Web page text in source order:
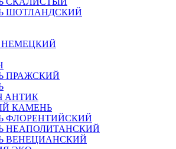
ШОТЛАНДСКИЙ
НЕМЕЦКИЙ
ПРАЖСКИЙ
АНТИК
КАМЕНЬ
ФЛОРЕНТИЙСКИЙ
НЕАПОЛИТАНСКИЙ
ВЕНЕЦИАНСКИЙ